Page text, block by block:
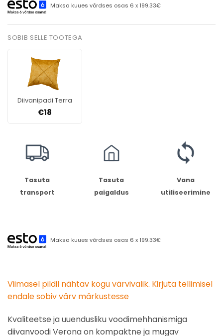
Maksa kuues võrdses osas 6 x 199.33€
SOBIB SELLE TOOTEGA
Diivanipadi Terra
€18
Tasuta
transport
Tasuta
paigaldus
Vana
utiliseerimine
Maksa kuues võrdses osas 6 x 199.33€
Viimasel pildil nähtav kogu värvivalik. Kirjuta tellimisel
endale sobiv värv märkustesse
Kvaliteetse ja uuendusliku voodimehhanismiga
diivanvoodi Verona on kompaktne ja mugav